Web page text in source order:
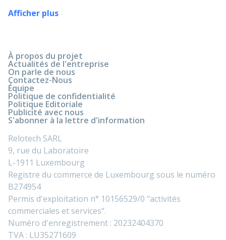
Afficher plus
À propos du projet
Actualités de l'entreprise
On parle de nous
Contactez-Nous
Équipe
Politique de confidentialité
Politique Editoriale
Publicité avec nous
S'abonner à la lettre d'information
Relotech SARL
9, rue du Laboratoire
L-1911 Luxembourg
Registre du commerce de Luxembourg sous le numéro
B274954
Permis d'exploitation n° 10156529/0 "activités
commerciales et services".
Numéro d'enregistrement : 20232404370
TVA : LU35271609